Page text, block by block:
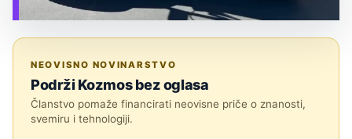
NEOVISNO NOVINARSTVO
Podrži Kozmos bez oglasa
Članstvo pomaže financirati neovisne priče o znanosti,
svemiru i tehnologiji.